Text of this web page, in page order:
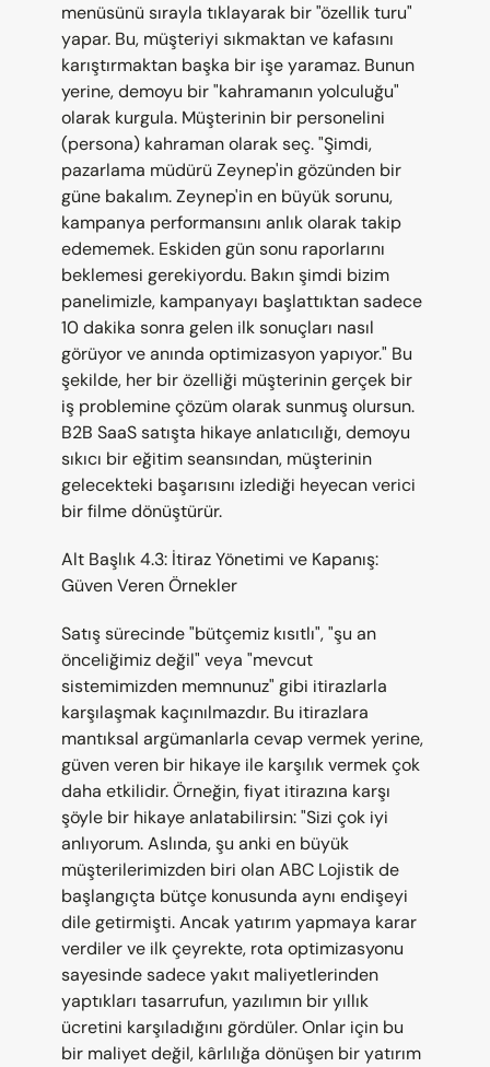
menüsünü sırayla tıklayarak bir "özellik turu"
yapar. Bu, müşteriyi sıkmaktan ve kafasını
karıştırmaktan başka bir işe yaramaz. Bunun
yerine, demoyu bir "kahramanın yolculuğu"
olarak kurgula. Müşterinin bir personelini
(persona) kahraman olarak seç. "Şimdi,
pazarlama müdürü Zeynep'in gözünden bir
güne bakalım. Zeynep'in en büyük sorunu,
kampanya performansını anlık olarak takip
edememek. Eskiden gün sonu raporlarını
beklemesi gerekiyordu. Bakın şimdi bizim
panelimizle, kampanyayı başlattıktan sadece
10 dakika sonra gelen ilk sonuçları nasıl
görüyor ve anında optimizasyon yapıyor." Bu
şekilde, her bir özelliği müşterinin gerçek bir
iş problemine çözüm olarak sunmuş olursun.
B2B SaaS satışta hikaye anlatıcılığı, demoyu
sıkıcı bir eğitim seansından, müşterinin
gelecekteki başarısını izlediği heyecan verici
bir filme dönüştürür.
Alt Başlık 4.3: İtiraz Yönetimi ve Kapanış:
Güven Veren Örnekler
Satış sürecinde "bütçemiz kısıtlı", "şu an
önceliğimiz değil" veya "mevcut
sistemimizden memnunuz" gibi itirazlarla
karşılaşmak kaçınılmazdır. Bu itirazlara
mantıksal argümanlarla cevap vermek yerine,
güven veren bir hikaye ile karşılık vermek çok
daha etkilidir. Örneğin, fiyat itirazına karşı
şöyle bir hikaye anlatabilirsin: "Sizi çok iyi
anlıyorum. Aslında, şu anki en büyük
müşterilerimizden biri olan ABC Lojistik de
başlangıçta bütçe konusunda aynı endişeyi
dile getirmişti. Ancak yatırım yapmaya karar
verdiler ve ilk çeyrekte, rota optimizasyonu
sayesinde sadece yakıt maliyetlerinden
yaptıkları tasarrufun, yazılımın bir yıllık
ücretini karşıladığını gördüler. Onlar için bu
bir maliyet değil, kârlılığa dönüşen bir yatırım